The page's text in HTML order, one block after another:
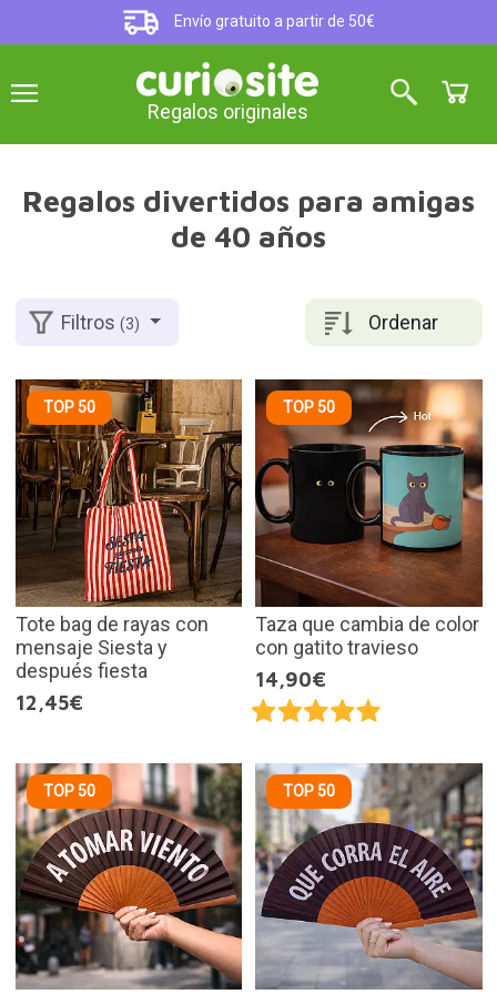
Envío gratuito a partir de 50€
Regalos originales
Regalos divertidos para amigas
de 40 años
Ordenar
Filtros(3)
TOP 50
Tote bag de rayas con
mensaje Siesta y
después fiesta
12,45€
TOP 50
Taza que cambia de color
con gatito travieso
14,90€
TOP 50 TOP 50